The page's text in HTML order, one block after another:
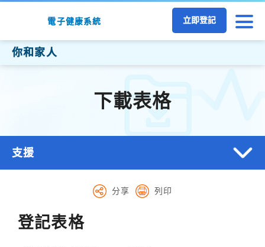
電子健康系統 立即登記
你和家人
下載表格
支援
分享 列印
登記表格